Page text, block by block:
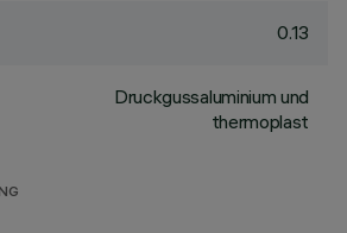
0.13
Druckgussaluminium und
thermoplast